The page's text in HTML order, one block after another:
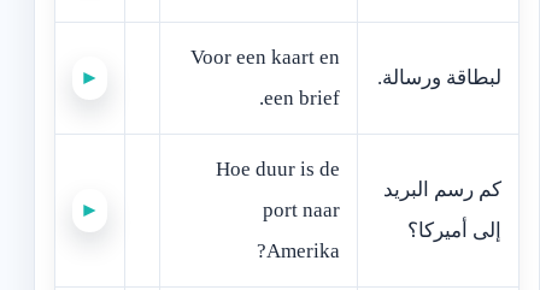
‫لبطاقة ورسالة.‬
Voor een kaart en
een brief.
►
‫كم رسم البريد
إلى أميركا؟‬
Hoe duur is de
port naar
Amerika?
►